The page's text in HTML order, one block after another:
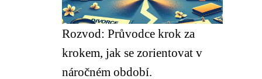
Rozvod: Průvodce krok za
krokem, jak se zorientovat v
náročném období.